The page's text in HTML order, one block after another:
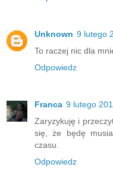
Unknown 9 lutego
To raczej nic dla
Odpowiedz
Franca 9 lutego
Zaryzykuję i
się, że będę
czasu.
Odpowiedz